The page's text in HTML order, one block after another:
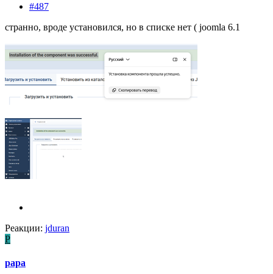
#487
странно, вроде установился, но в списке нет ( joomla 6.1
Реакции: jduran
P
papa